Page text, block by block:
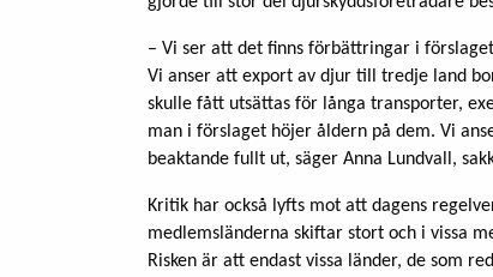
– Vi ser att det finns förbättringar i
Vi anser att export av djur till tredje land
skulle fått utsättas för långa transporter,
man i förslaget höjer åldern på dem. Vi
beaktande fullt ut, säger Anna Lundvall,
Kritik har också lyfts mot att dagens
medlemsländerna skiftar stort och i vissa
Risken är att endast vissa länder, de som